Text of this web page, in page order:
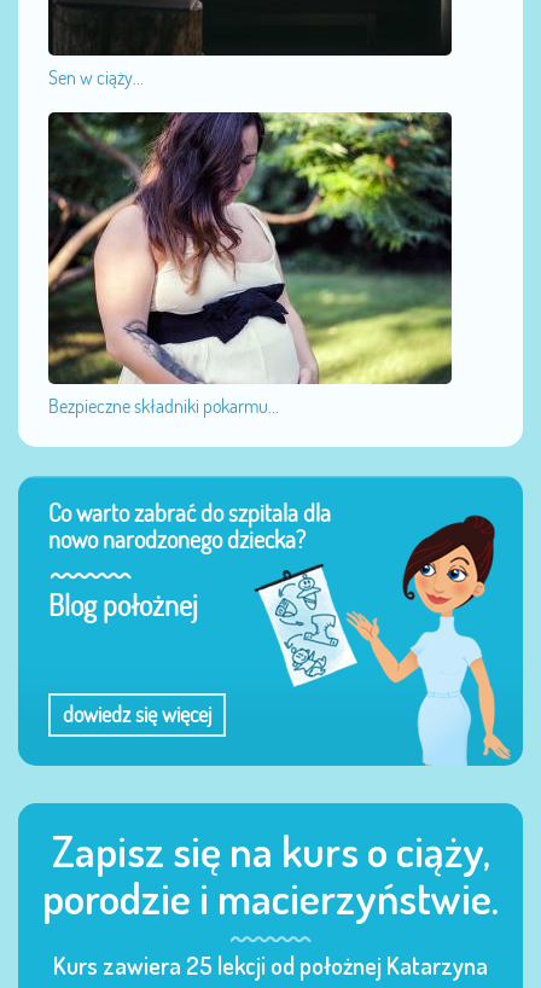
Sen w ciąży...
Bezpieczne składniki pokarmu...
Co warto zabrać do szpitala dla
nowo narodzonego dziecka?
Blog położnej
dowiedz się więcej
Zapisz się na kurs o ciąży,
porodzie i macierzyństwie.
Kurs zawiera 25 lekcji od położnej Katarzyna